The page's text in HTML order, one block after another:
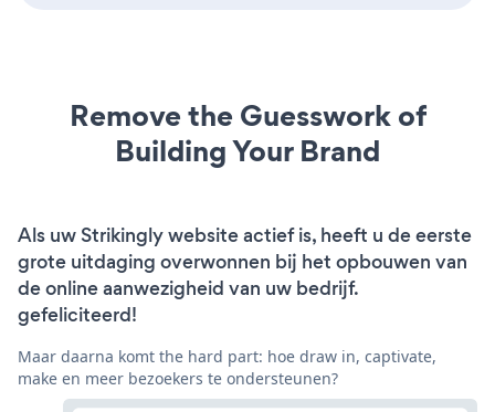
Remove the Guesswork of
Building Your Brand
Als uw Strikingly website actief is, heeft u de eerste
grote uitdaging overwonnen bij het opbouwen van
de online aanwezigheid van uw bedrijf.
gefeliciteerd!
Maar daarna komt the hard part: hoe draw in, captivate,
make en meer bezoekers te ondersteunen?